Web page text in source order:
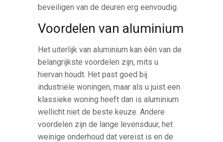
beveiligen van de deuren erg eenvoudig.
Voordelen van aluminium
Het uiterlijk van aluminium kan één van de
belangrijkste voordelen zijn, mits u
hiervan houdt. Het past goed bij
industriële woningen, maar als u juist een
klassieke woning heeft dan is aluminium
wellicht niet de beste keuze. Andere
voordelen zijn de lange levensduur, het
weinige onderhoud dat vereist is en de